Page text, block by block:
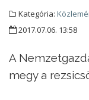
Kategória:
2017.07.06. 13:58
A
megy a